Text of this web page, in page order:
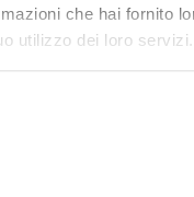
che hai fornito
utilizzo dei loro servizi.